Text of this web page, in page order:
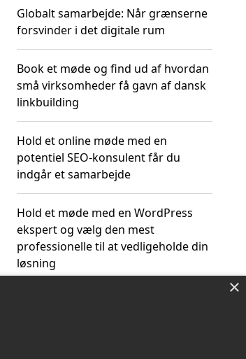
Globalt samarbejde: Når grænserne
forsvinder i det digitale rum
Book et møde og find ud af hvordan
små virksomheder få gavn af dansk
linkbuilding
Hold et online møde med en
potentiel SEO-konsulent får du
indgår et samarbejde
Hold et møde med en WordPress
ekspert og vælg den mest
professionelle til at vedligeholde din
løsning
×